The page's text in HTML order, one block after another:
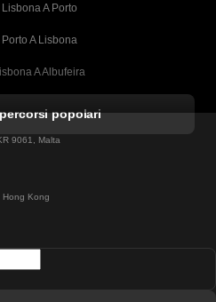
A Porto
A Lisbona
A Albufeira
A Lagos
A Madrid
popolari
9061, Malta
Hong Kong